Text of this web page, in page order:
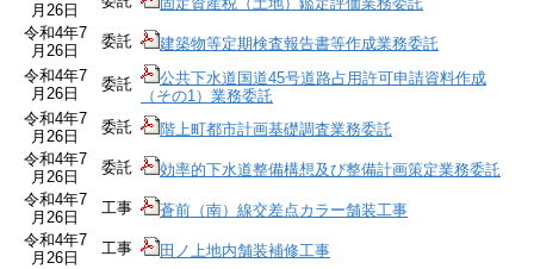
月26日
令和4年7
月26日
委託
建築物等定期検査報告書等作成業務委託
令和4年7
月26日
委託
公共下水道国道45号道路占用許可申請資料作成
（その1）業務委託
令和4年7
月26日
委託
階上町都市計画基礎調査業務委託
令和4年7
月26日
委託
効率的下水道整備構想及び整備計画策定業務委託
令和4年7
月26日
工事
蒼前（南）線交差点カラー舗装工事
令和4年7
月26日
工事
田ノ上地内舗装補修工事